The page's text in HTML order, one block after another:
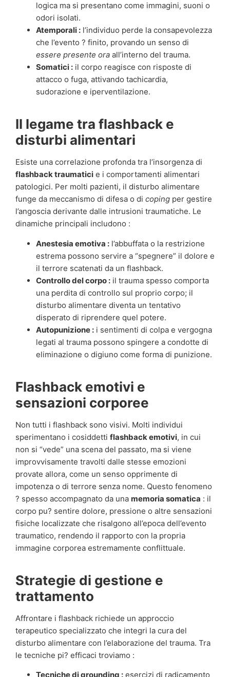
logica ma si presentano come immagini, suoni o
odori isolati.
Atemporali : l’individuo perde la consapevolezza
che l’evento ? finito, provando un senso di
essere presente ora all’interno del trauma.
Somatici : il corpo reagisce con risposte di
attacco o fuga, attivando tachicardia,
sudorazione e iperventilazione.
Il legame tra flashback e
disturbi alimentari
Esiste una correlazione profonda tra l’insorgenza di
flashback traumatici e i comportamenti alimentari
patologici. Per molti pazienti, il disturbo alimentare
funge da meccanismo di difesa o di coping per gestire
l’angoscia derivante dalle intrusioni traumatiche. Le
dinamiche principali includono :
Anestesia emotiva : l’abbuffata o la restrizione
estrema possono servire a “spegnere” il dolore e
il terrore scatenati da un flashback.
Controllo del corpo : il trauma spesso comporta
una perdita di controllo sul proprio corpo; il
disturbo alimentare diventa un tentativo
disperato di riprendere quel potere.
Autopunizione : i sentimenti di colpa e vergogna
legati al trauma possono spingere a condotte di
eliminazione o digiuno come forma di punizione.
Flashback emotivi e
sensazioni corporee
Non tutti i flashback sono visivi. Molti individui
sperimentano i cosiddetti flashback emotivi, in cui
non si “vede” una scena del passato, ma si viene
improvvisamente travolti dalle stesse emozioni
provate allora, come un senso opprimente di
impotenza o di terrore senza nome. Questo fenomeno
? spesso accompagnato da una memoria somatica : il
corpo pu? sentire dolore, pressione o altre sensazioni
fisiche localizzate che risalgono all’epoca dell’evento
traumatico, rendendo il rapporto con la propria
immagine corporea estremamente conflittuale.
Strategie di gestione e
trattamento
Affrontare i flashback richiede un approccio
terapeutico specializzato che integri la cura del
disturbo alimentare con l’elaborazione del trauma. Tra
le tecniche pi? efficaci troviamo :
Tecniche di grounding : esercizi di radicamento